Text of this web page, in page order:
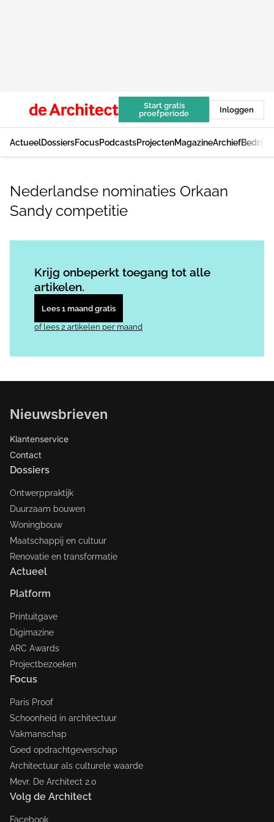
Start gratis
proefperiode
Inloggen
ActueelDossiersFocusPodcastsProjectenMagazineArchief
Nederlandse nominaties Orkaan
Sandy competitie
Krijg onbeperkt toegang tot alle
artikelen.
Lees 1 maand gratis
of lees 2 artikelen per maand
Nieuwsbrieven
Klantenservice
Contact
Dossiers
Ontwerppraktijk
Duurzaam bouwen
Woningbouw
Maatschappij en cultuur
Renovatie en transformatie
Actueel
Platform
Printuitgave
Digimazine
ARC Awards
Projectbezoeken
Focus
Paris Proof
Schoonheid in architectuur
Vakmanschap
Goed opdrachtgeverschap
Architectuur als culturele waarde
Mevr. De Architect 2.0
Volg de Architect
Facebook